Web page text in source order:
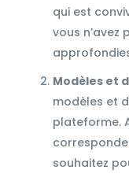
qui est
vous n’avez
Modèles et
modèles et
plateforme.
souhaitez